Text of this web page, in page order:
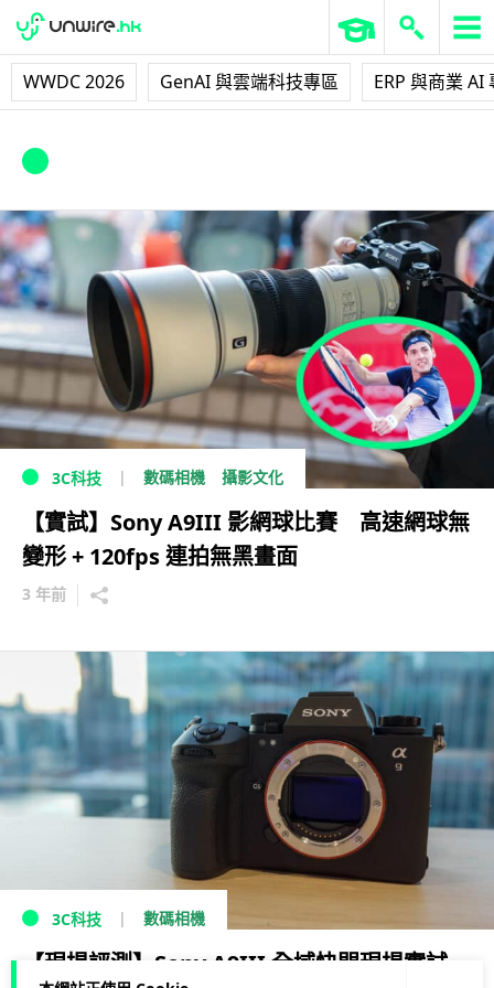
WWDC 2026 GenAI 與雲端科技專區 ERP 與商業 AI
Sony G Master FE 300mm F2.8 GM
OSS
3C科技 數碼相機 攝影文化
【實試】Sony A9III 影網球比賽 高速網球無
變形 + 120fps 連拍無黑畫面
3 年前
3C科技 數碼相機
【現場評測】Sony A9III 全域快門現場實試